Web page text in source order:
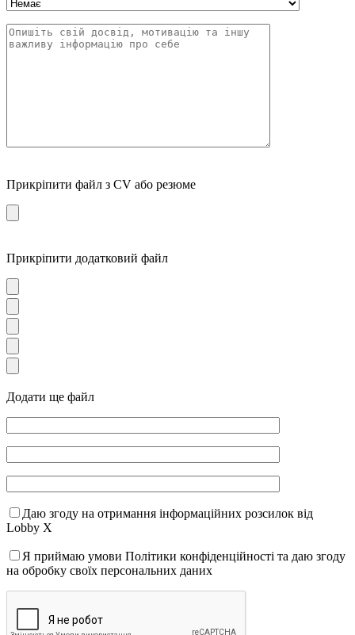
Прикріпити файл з CV або резюме
Прикріпити додатковий файл
Додати ще файл
Даю згоду на отримання інформаційних розсилок від
Lobby X
Я приймаю умови Політики конфіденційності та даю згоду
на обробку своїх персональних даних